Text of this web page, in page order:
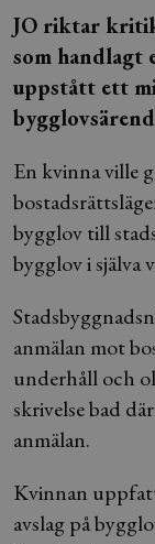
JO riktar
som handlagt
uppstått ett
En kvinna ville
bygglov till
bygglov i själva
anmälan mot
underhåll och
skrivelse bad
anmälan.
Kvinnan
avslag på